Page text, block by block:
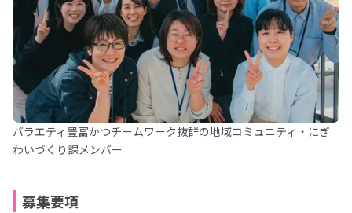
バラエティ豊富かつチームワーク抜群の地域コミュニティ・にぎ
わいづくり課メンバー
募集要項